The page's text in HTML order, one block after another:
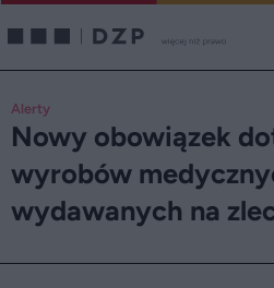
Alerty
Nowy obowiązek
wyrobów
wydawanych na